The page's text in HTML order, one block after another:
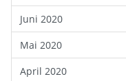
Juni 2020
Mai 2020
April 2020